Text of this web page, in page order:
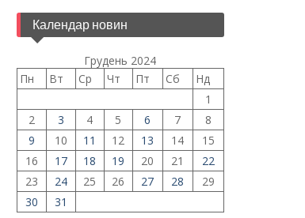
Календар новин
Грудень 2024
Пн
Вт Ср Чт Пт Сб
Нд
1
2
3 4 5 6 7
8
9
10 11 12 13 14
15
16
17 18 19 20 21
22
23
24 25 26 27 28
29
30
31